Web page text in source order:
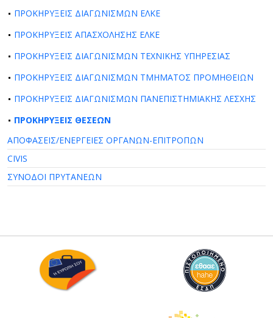
ΠΡΟΚΗΡΥΞΕΙΣ ΔΙΑΓΩΝΙΣΜΩΝ ΕΛΚΕ
ΠΡΟΚΗΡΥΞΕΙΣ ΑΠΑΣΧΟΛΗΣΗΣ ΕΛΚΕ
ΠΡΟΚΗΡΥΞΕΙΣ ΔΙΑΓΩΝΙΣΜΩΝ ΤΕΧΝΙΚΗΣ ΥΠΗΡΕΣΙΑΣ
ΠΡΟΚΗΡΥΞΕΙΣ ΔΙΑΓΩΝΙΣΜΩΝ ΤΜΗΜΑΤΟΣ ΠΡΟΜΗΘΕΙΩΝ
ΠΡΟΚΗΡΥΞΕΙΣ ΔΙΑΓΩΝΙΣΜΩΝ ΠΑΝΕΠΙΣΤΗΜΙΑΚΗΣ ΛΕΣΧΗΣ
ΠΡΟΚΗΡΥΞΕΙΣ ΘΕΣΕΩΝ
ΑΠΟΦΑΣΕΙΣ/ΕΝΕΡΓΕΙΕΣ ΟΡΓΑΝΩΝ-ΕΠΙΤΡΟΠΩΝ
CIVIS
ΣΥΝΟΔΟΙ ΠΡΥΤΑΝΕΩΝ